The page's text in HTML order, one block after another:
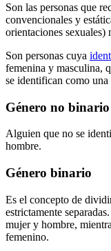
Son las personas que
convencionales y
orientaciones sexuales)
Son personas cuya
femenina y masculina,
se identifican como
Género no binario
Alguien que no se
hombre.
Género binario
Es el concepto de
estrictamente
mujer y hombre,
femenino.